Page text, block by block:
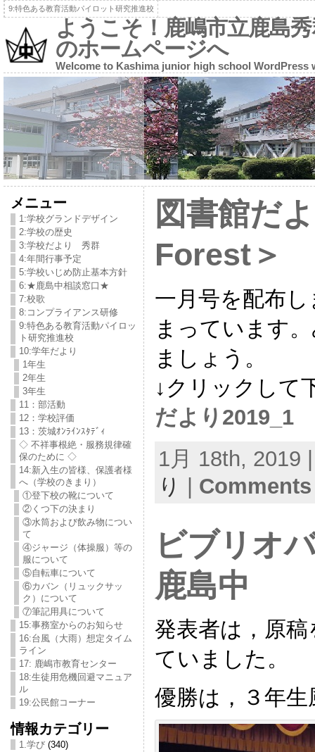
9:特色ある教育活動パイロット研究推進校
ようこそ！鹿嶋市立鹿島
のホームページへ
Welcome to Kashima junior high school WordPress
メニュー
1:学校グランドデザイン
2:学校の歴史
3:学校だより 秀群
4:年間行事予定
5:学校いじめ防止基本方針
6:★鹿島中相談窓口★
7:校歌
8:コンプライアンス研修
9:特色ある教育活動パイロッ
ト研究推進校
10:学年だより
1年生
2年生
3年生
11：部活動
12：学校評価
13：茨城ｵﾝﾗｲﾝｽﾀﾃﾞｨ
◇ 不祥事根絶・服務規律確
保のために ◇
14:新入生の皆様、保護者様
へ（学校のきまり）
①登下校の靴について
②くつ下の決まり
③水筒および飲み物につい
て
④ジャージ（体操服）等の
服について
⑤自転車について
⑥カバン（リュックサッ
ク）について
⑦筆記用具について
15:事務室からのお知らせ
16:台風（大雨）想定タイム
ライン
17: 鹿嶋市教育センター
18:生徒用危機回避マニュア
ル
19:公民館コーナー
情報カテゴリー
1.学び(340)
図書館だ
Forest＞
一月号を配布
まっています
ましょう。
↓クリックして
だより2019_1
1月 18th, 2019
り |
ビブリ
鹿島中
発表者は，原
ていました。
優勝は，３年